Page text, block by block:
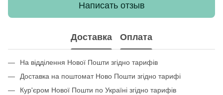
Написать отзыв
Доставка Оплата
На відділення Нової Пошти згідно тарифів
Доставка на поштомат Ново Пошти згідно тарифі
Кур'єром Нової Пошти по Україні згідно тарифів